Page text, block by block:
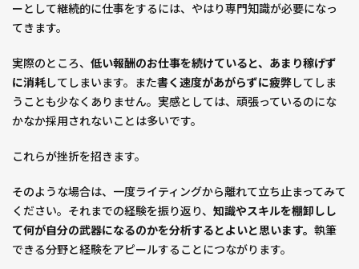
ーとして継続的に仕事をするには、やはり専門知識が必要になっ
てきます。
実際のところ、 低い報酬のお仕事を続けていると、あまり稼げず
に消耗してしまいます。また書く速度があがらずに疲弊してしま
うことも少なくありません。実感としては、頑張っているのにな
かなか採用されないことは多いです。
これらが挫折を招きます。
そのような場合は、一度ライティングから離れて立ち止まってみて
ください。それまでの経験を振り返り、 知識やスキルを棚卸しし
て何が自分の武器になるのかを分析するとよいと思います。 執筆
できる分野と経験をアピールすることにつながります。